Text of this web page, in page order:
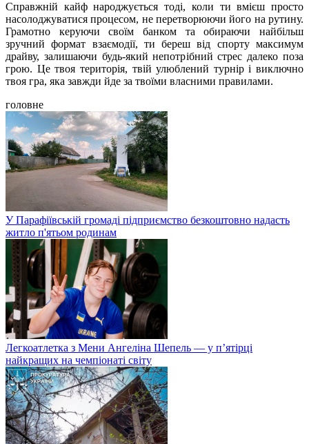
Справжній кайф народжується тоді, коли ти вмієш просто
насолоджуватися процесом, не перетворюючи його на рутину.
Грамотно керуючи своїм банком та обираючи найбільш
зручний формат взаємодії, ти береш від спорту максимум
драйву, залишаючи будь-який непотрібний стрес далеко поза
грою. Це твоя територія, твій улюблений турнір і виключно
твоя гра, яка завжди йде за твоїми власними правилами.
головне
У Парафіївській громаді підприємство безкоштовно надасть
житло п'ятьом родинам
Легкоатлетка з Мени Ангеліна Шепель — у п’ятірці
найкращих на чемпіонаті світу